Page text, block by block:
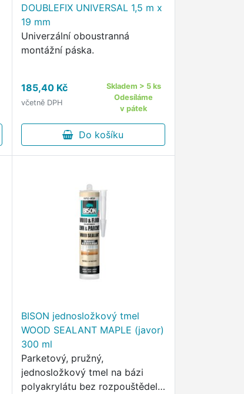
DOUBLEFIX UNIVERSAL 1,5 m x
19 mm
Univerzální oboustranná
montážní páska.
185,40 Kč
včetně DPH
Skladem > 5 ks
Odesíláme
v pátek
Do košíku
BISON jednosložkový tmel
WOOD SEALANT MAPLE (javor)
300 ml
Parketový, pružný,
jednosložkový tmel na bázi
polyakrylátu bez rozpouštědel,